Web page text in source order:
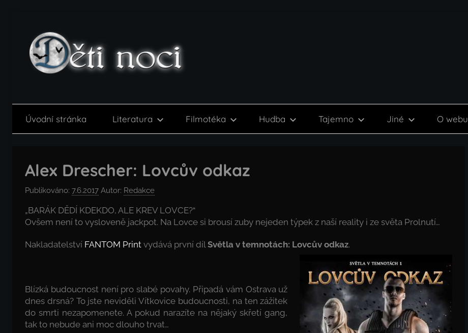
obsahu
noci
Úvodní stránka Literatura Filmotéka Hudba Tajemno Jiné O webu
Alex Drescher: Lovcův odkaz
Publikováno: 7.6.2017 Autor: Redakce
„BARÁK DĚDÍ KDEKDO, ALE KREV LOVCE?“
Ovšem není to vysloveně jackpot. Na Lovce si brousí zuby nejeden týpek z naší reality i ze světa Prolnutí…
Nakladatelství FANTOM Print vydává první díl Světla v temnotách: Lovcův odkaz.
Blízká budoucnost není pro slabé povahy. Připadá vám Ostrava už
dnes drsná? To jste neviděli Vítkovice budoucnosti, na ten zážitek
do smrti nezapomenete. A pokud narazíte na nějaký skřetí gang,
tak to nebude ani moc dlouho trvat…